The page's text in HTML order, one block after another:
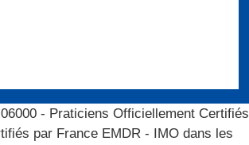
06000 - Praticiens Officiellement Certifiés
par France EMDR - IMO dans les